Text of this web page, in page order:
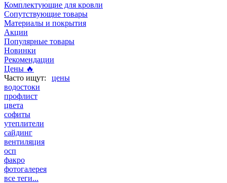
Комплектующие для кровли
Сопутствующие товары
Материалы и покрытия
Акции
Популярные товары
Новинки
Рекомендации
Цены 🔥
цены
водостоки
профлист
цвета
софиты
утеплители
сайдинг
вентиляция
осп
факро
фотогалерея
все теги...